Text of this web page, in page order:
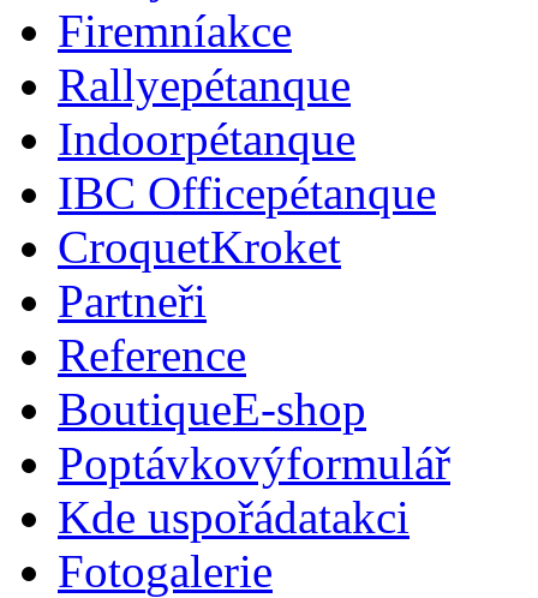
Firemníakce
Rallyepétanque
Indoorpétanque
IBC Officepétanque
CroquetKroket
Partneři
Reference
BoutiqueE-shop
Poptávkovýformulář
Kde uspořádatakci
Fotogalerie